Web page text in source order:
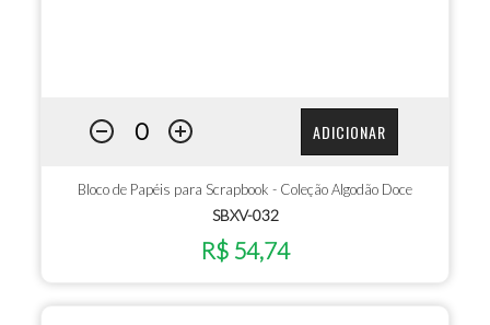
ADICIONAR
Bloco de Papéis para Scrapbook - Coleção Algodão Doce
SBXV-032
R$ 54,74